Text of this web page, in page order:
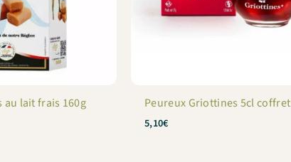
au lait frais 160g Peureux Griottines 5cl coffret
5,10€